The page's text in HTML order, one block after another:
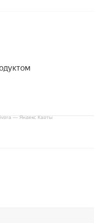
— Яндекс Карты